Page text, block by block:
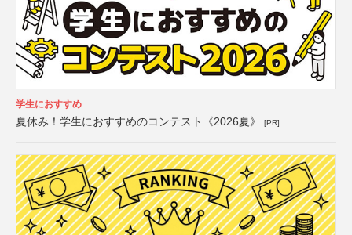
学生におすすめ
夏休み！学生におすすめのコンテスト《2026夏》 [PR]